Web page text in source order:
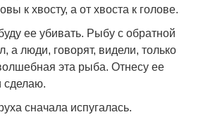
к хвосту, а от хвоста к голове.
ее убивать. Рыбу с обратной
а люди, говорят, видели, только
эта рыба. Отнесу ее
сделаю.
сначала испугалась.